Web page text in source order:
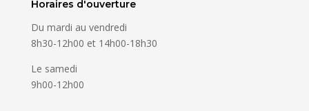
Horaires d'ouverture
Du mardi au vendredi
8h30-12h00 et 14h00-18h30
Le samedi
9h00-12h00